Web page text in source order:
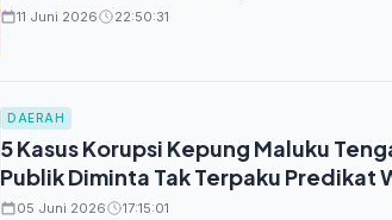
11 Juni 2026 22:50:31
DAERAH
5 Kasus Korupsi Kepung Maluku
Publik Diminta Tak Terpaku Predikat
05 Juni 2026 17:15:01